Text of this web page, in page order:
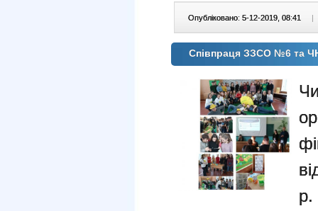
Опубліковано: 5-12-2019, 08:41 |
Співпраця ЗЗСО №6 та
р.